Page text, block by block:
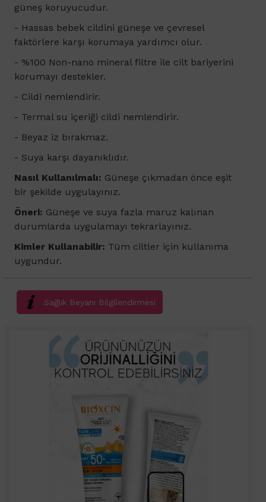
güneş koruyucudur.
- Hassas bebek cildini güneşe ve çevresel
faktörlere karşı korumaya yardımcı olur.
- %100 Non-nano mineral filtre ile cilt bariyerini
korumayı destekler.
- Cildi nemlendirir.
- Termal su içeriği cildi nemlendirir.
- Beyaz iz bırakmaz.
- Suya karşı dayanıklıdır.
Nasıl Kullanılmalı: Güneşe çıkmadan önce eşit
bir şekilde uygulayınız.
Öneri: Güneşe ve suya fazla maruz kalınan
durumlarda uygulamayı tekrarlayınız.
Kimler Kullanabilir: Tüm ciltler için kullanıma
uygundur.
Sağlık Beyanı Bilgilendirmesi